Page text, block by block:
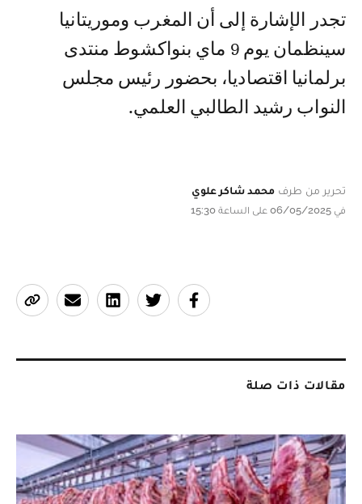
تجدر الإشارة إلى أن المغرب وموريتانيا
سينظمان يوم 9 ماي بنواكشوط منتدى
برلمانيا اقتصاديا، بحضور رئيس مجلس
النواب رشيد الطالبي العلمي.
تحرير من طرف محمد شاكر علوي
في 06/05/2025 على الساعة 15:30
مقالات ذات صلة